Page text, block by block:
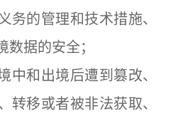
务的管理和技术措施、
据的安全；
和出境后遭到篡改、
转移或者被非法获取、